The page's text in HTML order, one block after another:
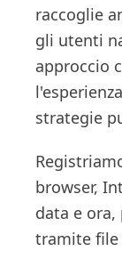
raccoglie
gli utenti
approccio
strategie
browser,
data e
tramite